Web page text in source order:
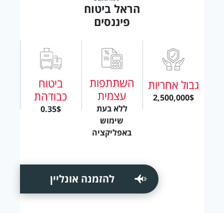
הראל ביטוח
פיננסים
גבול אחריות
2,500,000$
השתתפות
עצמית
ללא בעת
שימוש
באפליקציה
ביטוח
כבודהת
0.35$
להזמנה אונליין